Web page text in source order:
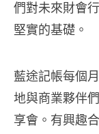
們對未來財會
堅實的基礎。
藍途記帳每個
地與商業夥伴
享會。有興趣